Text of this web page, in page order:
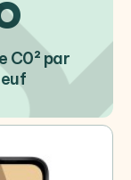
C0² par